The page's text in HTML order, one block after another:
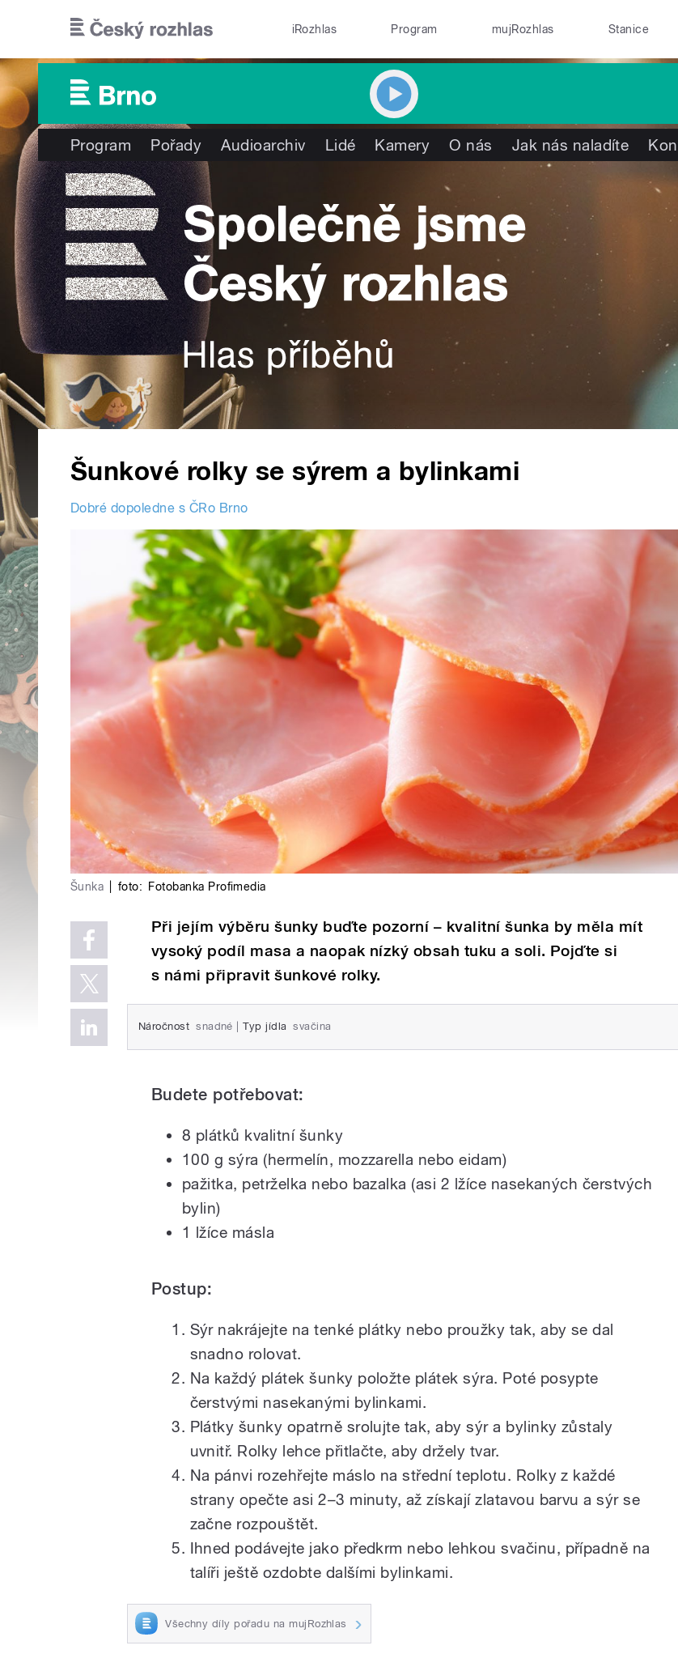
iRozhlas Program mujRozhlas Stanice
Program Pořady Audioarchiv Lidé Kamery O nás Jak nás naladíte
Šunkové rolky se sýrem a bylinkami
Dobré dopoledne s ČRo Brno
Šunka foto: Fotobanka Profimedia
Při jejím výběru šunky buďte pozorní – kvalitní šunka by měla mít
vysoký podíl masa a naopak nízký obsah tuku a soli. Pojďte si
s námi připravit šunkové rolky.
Náročnost snadné Typ jídla svačina
Budete potřebovat:
8 plátků kvalitní šunky
100 g sýra (hermelín, mozzarella nebo eidam)
pažitka, petrželka nebo bazalka (asi 2 lžíce nasekaných čerstvých
bylin)
1 lžíce másla
Postup:
Sýr nakrájejte na tenké plátky nebo proužky tak, aby se dal
snadno rolovat.
Na každý plátek šunky položte plátek sýra. Poté posypte
čerstvými nasekanými bylinkami.
Plátky šunky opatrně srolujte tak, aby sýr a bylinky zůstaly
uvnitř. Rolky lehce přitlačte, aby držely tvar.
Na pánvi rozehřejte máslo na střední teplotu. Rolky z každé
strany opečte asi 2–3 minuty, až získají zlatavou barvu a sýr se
začne rozpouštět.
Ihned podávejte jako předkrm nebo lehkou svačinu, případně na
talíři ještě ozdobte dalšími bylinkami.
Všechny díly pořadu na mujRozhlas